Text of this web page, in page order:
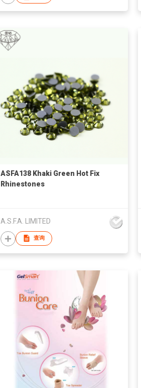
ASFA138 Khaki Green Hot Fix
Rhinestones
A.S.F.A. LIMITED
查询